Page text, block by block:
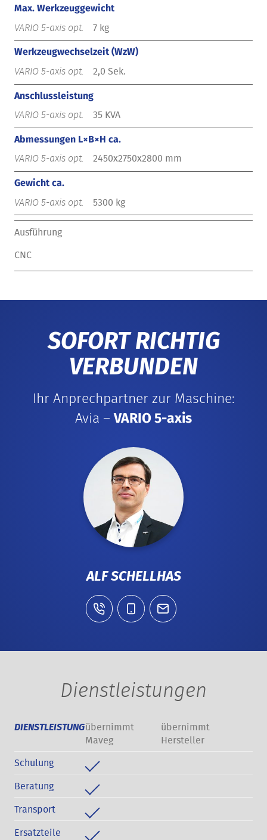
Max. Werkzeuggewicht
7 kg
Werkzeugwechselzeit (WzW)
2,0 Sek.
Anschlussleistung
35 KVA
Abmessungen L×B×H ca.
2450x2750x2800 mm
Gewicht ca.
5300 kg
Ausführung
CNC
SOFORT RICHTIG
VERBUNDEN
Ihr Anprechpartner zur Maschine:
Avia –VARIO 5-axis
ALF SCHELLHAS
Dienstleistungen
DIENSTLEISTUNGübernimmt
Maveg
übernimmt
Hersteller
Schulung
Beratung
Transport
Ersatzteile